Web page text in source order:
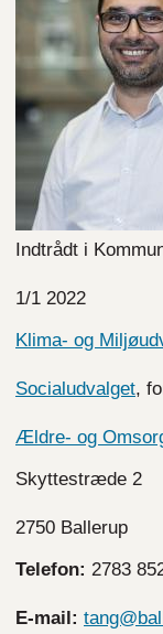
Indtrådt i
1/1 2022
Klima- og
Socialudvalget,
Ældre- og
Skyttestræde 2
2750 Ballerup
Telefon: 2783
E-mail: